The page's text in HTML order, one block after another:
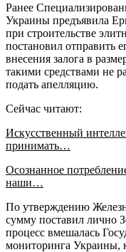
Ранее
Украины предъявила
при строительстве
постановил отправить
внесения залога в
такими средствами не
подать апелляцию.
Сейчас читают:
Искусственный
принимать…
Осознанное
наши…
По утверждению
сумму поставил лично
процесс вмешалась
мониторинга Украины,